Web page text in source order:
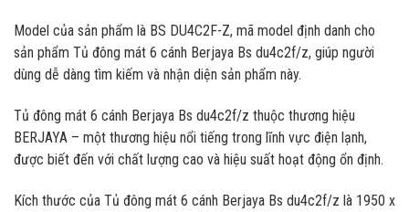
Model của sản phẩm là BS DU4C2F-Z, mã model định danh cho
sản phẩm Tủ đông mát 6 cánh Berjaya Bs du4c2f/z, giúp người
dùng dễ dàng tìm kiếm và nhận diện sản phẩm này.
Tủ đông mát 6 cánh Berjaya Bs du4c2f/z thuộc thương hiệu
BERJAYA – một thương hiệu nổi tiếng trong lĩnh vực điện lạnh,
được biết đến với chất lượng cao và hiệu suất hoạt động ổn định.
Kích thước của Tủ đông mát 6 cánh Berjaya Bs du4c2f/z là 1950 x